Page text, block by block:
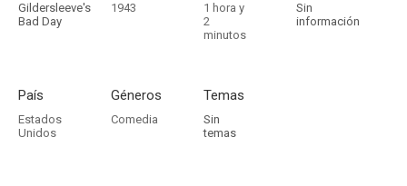
Gildersleeve's
Bad Day
1943
1 hora y
2
minutos
Sin
información
País
Estados
Unidos
Géneros
Comedia
Temas
Sin
temas